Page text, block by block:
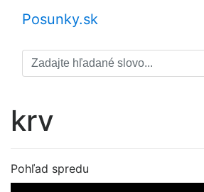
Posunky.sk
krv
Pohľad spredu